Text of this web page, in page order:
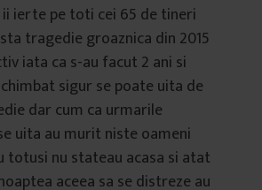
ii ierte pe toti cei 65 de tineri
tragedie groaznica din 2015
iata ca s-au facut 2 ani si
sigur se poate uita de
dar cum ca urmarile
uita au murit niste oameni
totusi nu stateau acasa si atat
aceea sa se distreze au